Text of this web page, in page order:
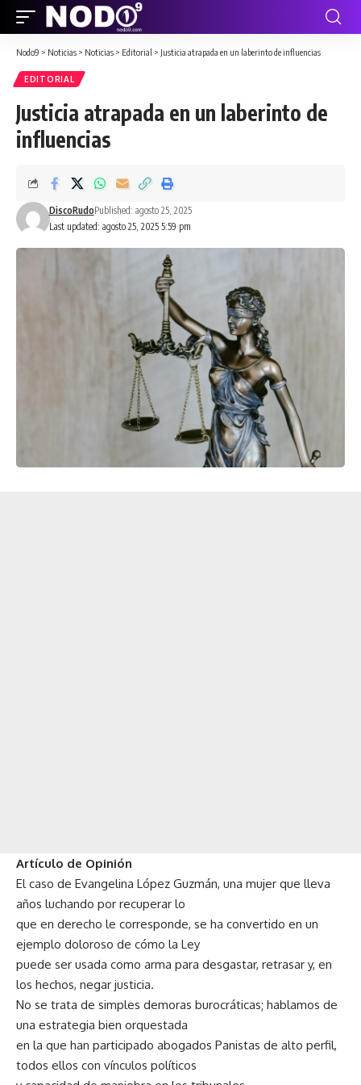
Nodo9 > Noticias > Noticias > Editorial > Justicia atrapada en un laberinto de influencias
EDITORIAL
Justicia atrapada en un laberinto de
influencias
Last updated: agosto 25, 2025 5:59 pm
DiscoRudoPublished: agosto 25, 2025
Artículo de Opinión
El caso de Evangelina López Guzmán, una mujer que lleva
años luchando por recuperar lo
que en derecho le corresponde, se ha convertido en un
ejemplo doloroso de cómo la Ley
puede ser usada como arma para desgastar, retrasar y, en
los hechos, negar justicia.
No se trata de simples demoras burocráticas; hablamos de
una estrategia bien orquestada
en la que han participado abogados Panistas de alto perfil,
todos ellos con vínculos políticos